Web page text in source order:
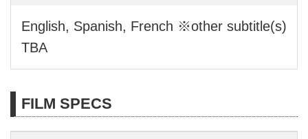
English, Spanish, French ※other subtitle(s)
TBA
FILM SPECS